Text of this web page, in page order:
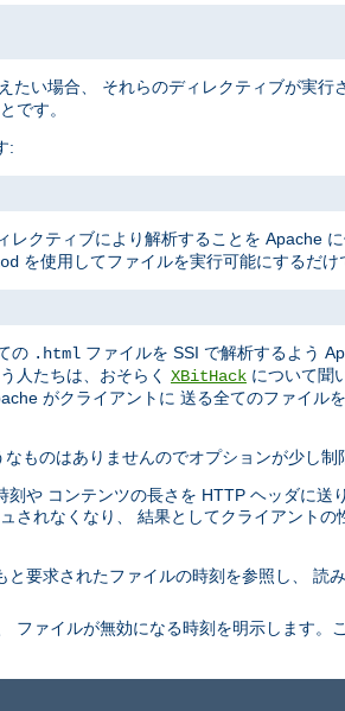
たい場合、 それらのディレクティブが実行
です。
:
クティブにより解析することを Apache
を使用してファイルを実行可能にするだけ
の .html ファイルを SSI で解析するよう
人たちは、おそらく XBitHack について聞
がクライアントに 送る全てのファイル
ものはありませんのでオプションが少し制
や コンテンツの長さを HTTP ヘッダに
されなくなり、 結果としてクライアント
要求されたファイルの時刻を参照し、 読
ファイルが無効になる時刻を明示します